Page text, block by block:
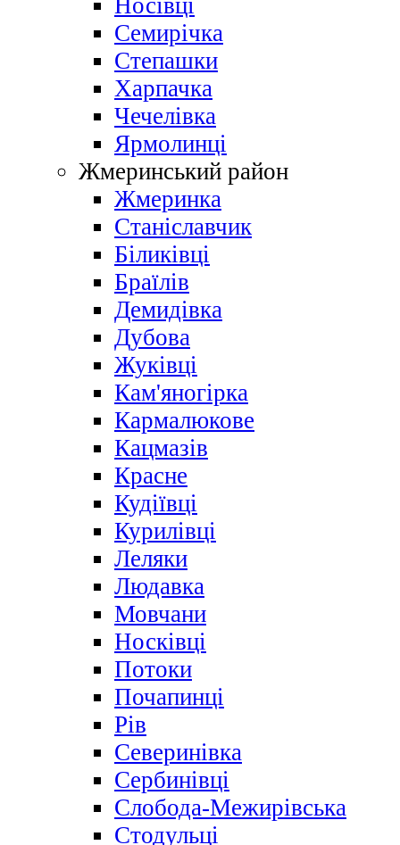
Носівці
Семирічка
Степашки
Харпачка
Чечелівка
Ярмолинці
Жмеринський район
Жмеринка
Станіславчик
Біликівці
Браїлів
Демидівка
Дубова
Жуківці
Кам'яногірка
Кармалюкове
Кацмазів
Красне
Кудіївці
Курилівці
Леляки
Людавка
Мовчани
Носківці
Потоки
Почапинці
Рів
Северинівка
Сербинівці
Слобода-Межирівська
Стодульці